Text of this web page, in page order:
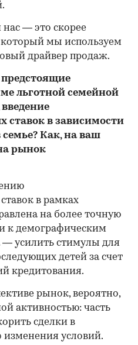
нас — это скорее
мы используем
драйвер продаж.
льготной семейной
в зависимости
семье? Как, на ваш
рынок
в рамках
на более точную
к демографическим
— усилить стимулы для
детей за счет
кредитования.
рынок, вероятно,
активностью: часть
сделки в
условий.